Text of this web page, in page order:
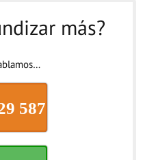
más?
587